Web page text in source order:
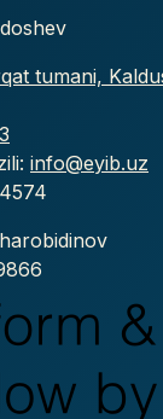
tumani,
info@eyib.uz